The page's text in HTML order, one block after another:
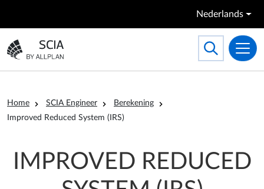
Nederlands
Ga naar homepagina
Toggle
Search
Kruimelpad
Home SCIA Engineer
Berekening
Improved Reduced System (IRS)
IMPROVED REDUCED